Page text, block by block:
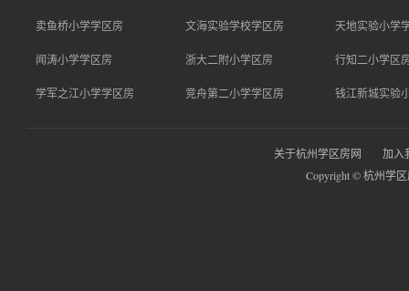
卖鱼桥小学学区房 文海实验学校学区房 天地实验小学
闻涛小学学区房 浙大二附小学区房 行知二小学区
学军之江小学学区房 竞舟第二小学学区房 钱江新城实验
关于杭州学区房网
加入
Copyright © 杭州学